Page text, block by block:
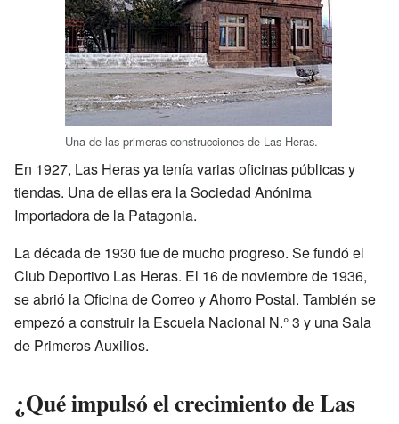
Una de las primeras construcciones de Las Heras.
En 1927, Las Heras ya tenía varias oficinas públicas y
tiendas. Una de ellas era la Sociedad Anónima
Importadora de la Patagonia.
La década de 1930 fue de mucho progreso. Se fundó el
Club Deportivo Las Heras. El 16 de noviembre de 1936,
se abrió la Oficina de Correo y Ahorro Postal. También se
empezó a construir la Escuela Nacional N.° 3 y una Sala
de Primeros Auxilios.
¿Qué impulsó el crecimiento de Las